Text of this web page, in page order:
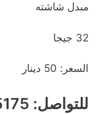
مبدل شاشته
32 جيجا
السعر: 50 دينار
للتواصل: 50255175